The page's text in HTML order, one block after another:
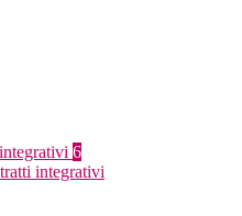
6
integrativi